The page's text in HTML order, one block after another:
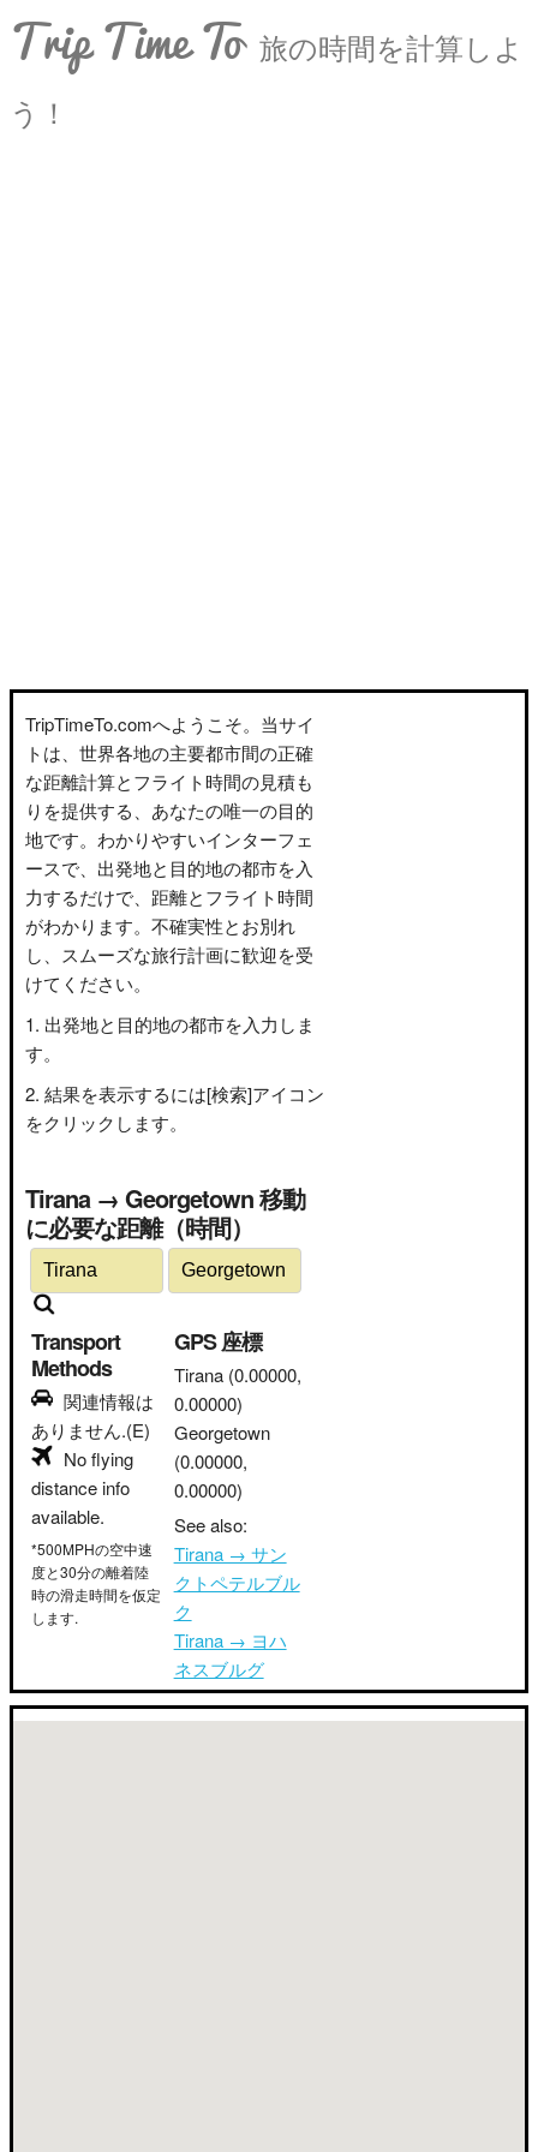
Trip Time To 旅の時間を計算しよ
う！
TripTimeTo.comへようこそ。当サイ
トは、世界各地の主要都市間の正確
な距離計算とフライト時間の見積も
りを提供する、あなたの唯一の目的
地です。わかりやすいインターフェ
ースで、出発地と目的地の都市を入
力するだけで、距離とフライト時間
がわかります。不確実性とお別れ
し、スムーズな旅行計画に歓迎を受
けてください。
出発地と目的地の都市を入力しま
す。
結果を表示するには[検索]アイコン
をクリックします。
Tirana → Georgetown 移動
に必要な距離（時間）
Transport
Methods
関連情報は
ありません.(E)
No flying
distance info
available.
*500MPHの空中速
度と30分の離着陸
時の滑走時間を仮定
します.
GPS 座標
Tirana (0.00000,
0.00000)
Georgetown
(0.00000,
0.00000)
See also:
Tirana → サン
クトペテルブル
ク
Tirana → ヨハ
ネスブルグ